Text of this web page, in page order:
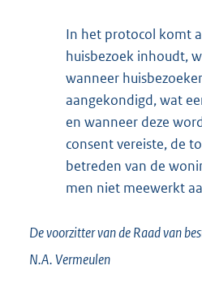
In het protocol komt
huisbezoek inhoudt,
wanneer
aangekondigd, wat
en wanneer deze
consent vereiste, de
betreden van de
men niet meewerkt
De voorzitter van de Raad van
N.A.Vermeulen